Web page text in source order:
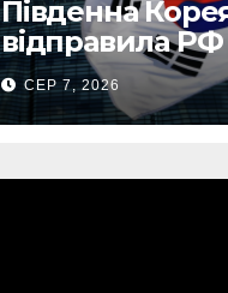
Південна
відправила РФ
тисяч тонн
авіапалива
СЕР 7, 2026